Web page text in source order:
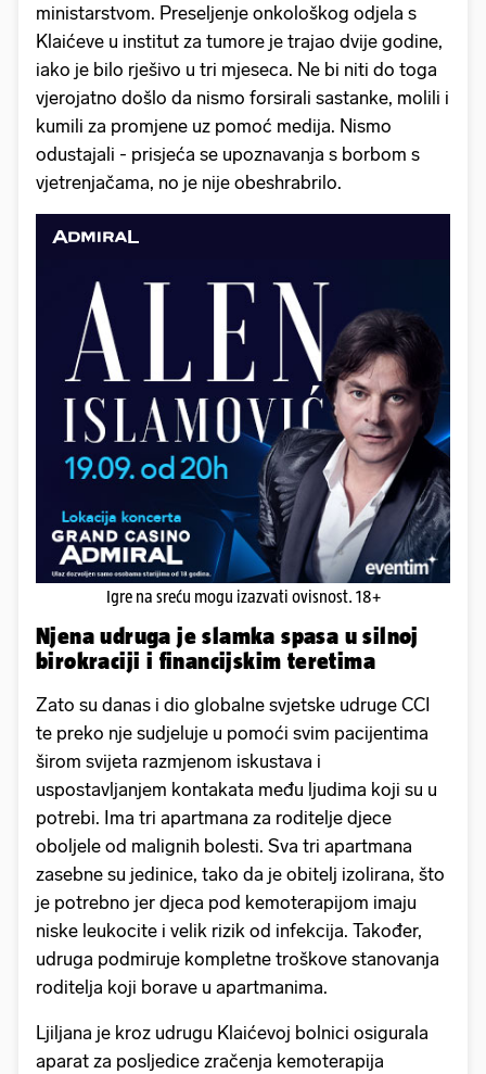
ministarstvom. Preseljenje onkološkog odjela s
Klaićeve u institut za tumore je trajao dvije godine,
iako je bilo rješivo u tri mjeseca. Ne bi niti do toga
vjerojatno došlo da nismo forsirali sastanke, molili i
kumili za promjene uz pomoć medija. Nismo
odustajali - prisjeća se upoznavanja s borbom s
vjetrenjačama, no je nije obeshrabrilo.
Igre na sreću mogu izazvati ovisnost. 18+
Njena udruga je slamka spasa u silnoj
birokraciji i financijskim teretima
Zato su danas i dio globalne svjetske udruge CCI
te preko nje sudjeluje u pomoći svim pacijentima
širom svijeta razmjenom iskustava i
uspostavljanjem kontakata među ljudima koji su u
potrebi. Ima tri apartmana za roditelje djece
oboljele od malignih bolesti. Sva tri apartmana
zasebne su jedinice, tako da je obitelj izolirana, što
je potrebno jer djeca pod kemoterapijom imaju
niske leukocite i velik rizik od infekcija. Također,
udruga podmiruje kompletne troškove stanovanja
roditelja koji borave u apartmanima.
Ljiljana je kroz udrugu Klaićevoj bolnici osigurala
aparat za posljedice zračenja kemoterapija